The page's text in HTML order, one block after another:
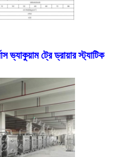
ভ্যাকুয়াম ট্রে ড্রায়ার স্ট্যাটিক